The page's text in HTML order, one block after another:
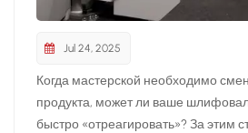
Jul 24, 2025
Когда мастерской необходимо
продукта, может ли ваше
быстро «отреагировать»? За этим